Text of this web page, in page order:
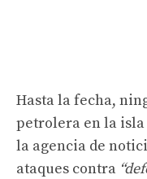
Hasta la fecha,
petrolera en la isla
la agencia de
ataques contra